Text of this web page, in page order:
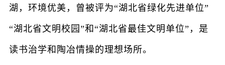
湖，环境优美，曾被评为“湖北省绿化先进单位”
“湖北省文明校园”和“湖北省最佳文明单位”，是
读书治学和陶冶情操的理想场所。